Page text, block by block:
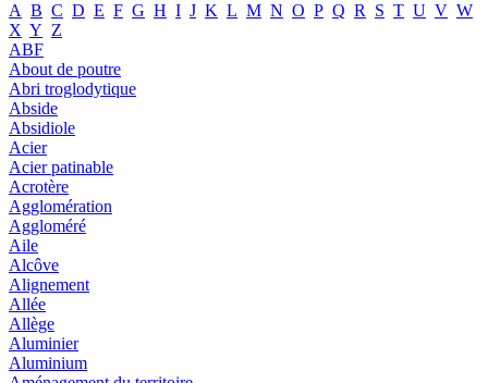
A B C D E F G H I J K L M N O P Q R S T U V W
X Y Z
ABF
About de poutre
Abri troglodytique
Abside
Absidiole
Acier
Acier patinable
Acrotère
Agglomération
Aggloméré
Aile
Alcôve
Alignement
Allée
Allège
Aluminier
Aluminium